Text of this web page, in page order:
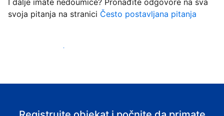
I dalje imate nedoumice? Pronađite odgovore na sva
svoja pitanja na stranici Često postavljana pitanja
Počnite da primate goste